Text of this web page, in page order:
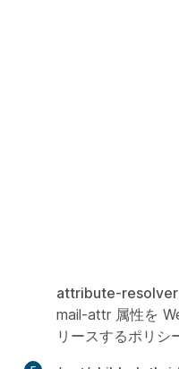
attribute-
mail-attr 属性を
リースするポリシ